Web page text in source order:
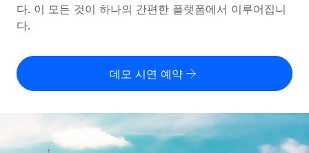
전 세계에서 규정을 준수하며 계약자 고용
계약자 관리
전 세계 계약자의 온보딩 및 관리
국가별 정보
미국 주별 정보
미국 모든 주 전역에서 채용 업무를 간소화
다른 업체들과 비교해보기
국가별 직원 오분류 리스크 확인
계약자 지급 계산기
글로벌 계약직을 위한 통화 옵션과 지급 소요 시간 확인
요금
English
Nederlands 로그인
다. 이 모든 것이 하나의 간편한 플랫폼에서 이루어집니
다.
데모 시연 예약